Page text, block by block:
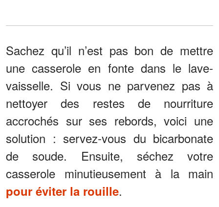
Sachez qu’il n’est pas bon de mettre
une casserole en fonte dans le lave-
vaisselle. Si vous ne parvenez pas à
nettoyer des restes de nourriture
accrochés sur ses rebords, voici une
solution : servez-vous du bicarbonate
de soude. Ensuite, séchez votre
casserole minutieusement à la main
pour éviter la rouille.